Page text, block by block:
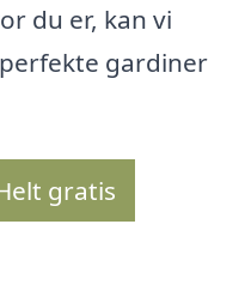
du er, kan vi
gardiner
gratis